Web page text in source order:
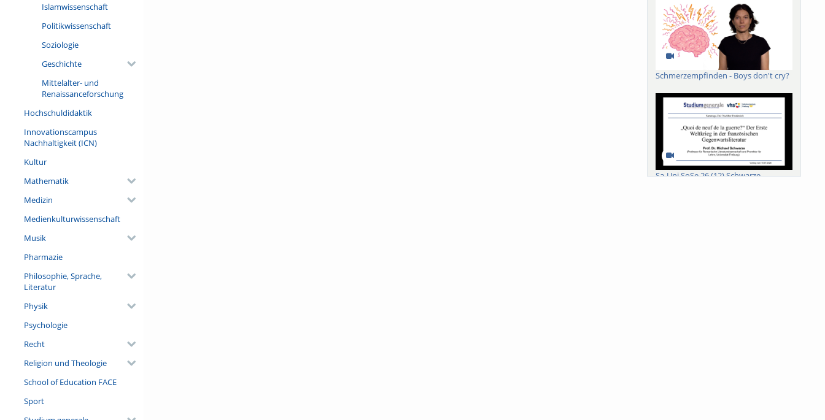
Islamwissenschaft
Politikwissenschaft
Soziologie
Geschichte
Mittelalter- und
Renaissanceforschung
Hochschuldidaktik
Innovationscampus
Nachhaltigkeit (ICN)
Kultur
Mathematik
Medizin
Medienkulturwissenschaft
Musik
Pharmazie
Philosophie, Sprache,
Literatur
Physik
Psychologie
Recht
Religion und Theologie
School of Education FACE
Sport
Schmerzempfinden - Boys don't cry?
Sa-Uni SoSe 26 (12) Schwarze